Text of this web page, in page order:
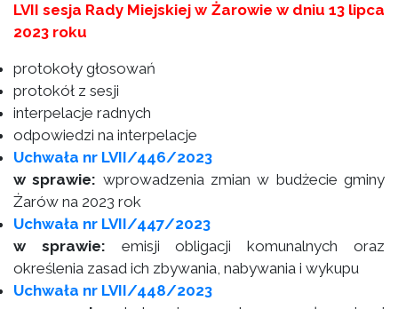
LVII sesja Rady Miejskiej w Żarowie w dniu 13 lipca
2023 roku
protokoły głosowań
protokół z sesji
interpelacje radnych
odpowiedzi na interpelacje
Uchwała nr LVII/446/2023
w sprawie: wprowadzenia zmian w budżecie gminy
Żarów na 2023 rok
Uchwała nr LVII/447/2023
w sprawie: emisji obligacji komunalnych oraz
określenia zasad ich zbywania, nabywania i wykupu
Uchwała nr LVII/448/2023